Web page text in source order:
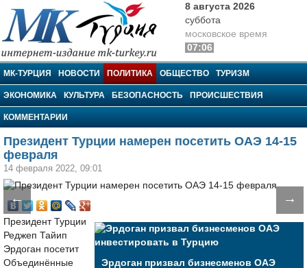
МК-Турция
8 августа 2026
суббота
московское время
07:06
МК-ТУРЦИЯ НОВОСТИ ПОЛИТИКА ОБЩЕСТВО ТУРИЗМ
ЭКОНОМИКА КУЛЬТУРА БЕЗОПАСНОСТЬ ПРОИСШЕСТВИЯ
КОММЕНТАРИИ
Президент Турции намерен посетить ОАЭ 14-15
февраля
14 февраля 2022, 09:01
← →
Эрдоган призвал бизнесменов ОАЭ
Президент Турции
Реджеп Тайип
Эрдоган посетит
Объединённые